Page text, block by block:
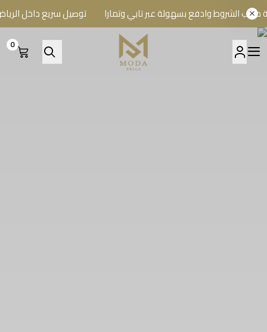
وادفع بسهولة عبر تابي وتمارا توصيل سريع داخل الرياض
BELLA BOUTIQUE
0